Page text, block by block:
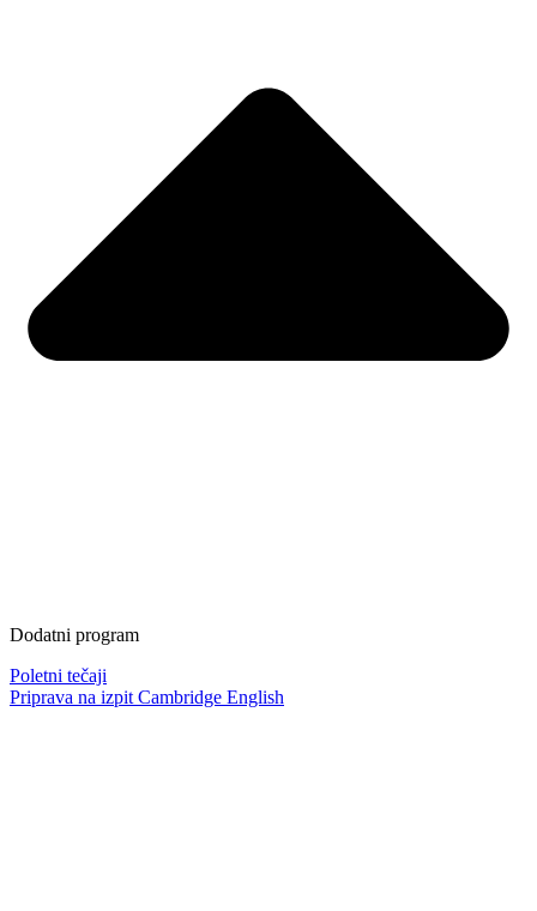
Dodatni program
Poletni tečaji
Priprava na izpit Cambridge English